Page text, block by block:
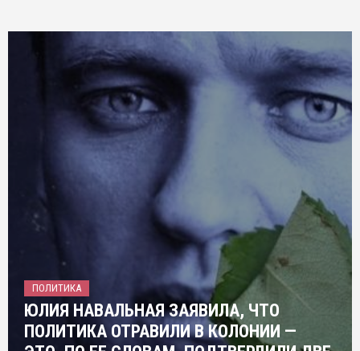
ПОЛИТИКА
ЮЛИЯ НАВАЛЬНАЯ ЗАЯВИЛА, ЧТО
ПОЛИТИКА ОТРАВИЛИ В КОЛОНИИ —